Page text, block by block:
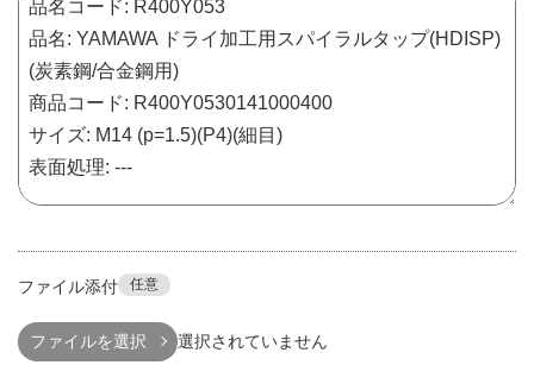
ファイル添付 任意
ファイルを選択 選択されていません